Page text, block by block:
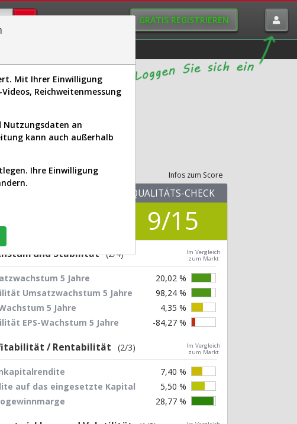
GRATIS REGISTRIEREN
| EXR)
Infos zum Score
QUALITÄTS-CHECK
9/15
und Stabilität (2/4)
Im Vergleich
zum Markt
5 Jahre
20,02 %
Umsatzwachstum 5 Jahre
98,24 %
5 Jahre
4,35 %
EPS-Wachstum 5 Jahre
-84,27 %
/ Rentabilität (2/3)
Im Vergleich
zum Markt
7,40 %
auf das eingesetzte Kapital
5,50 %
28,77 %
Mit Ihrer Einwilligung
Reichweitenmessung
Nutzungsdaten an
kann auch außerhalb
Ihre Einwilligung